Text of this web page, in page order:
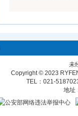
未
Copyright © 2023
TEL：021-
地址